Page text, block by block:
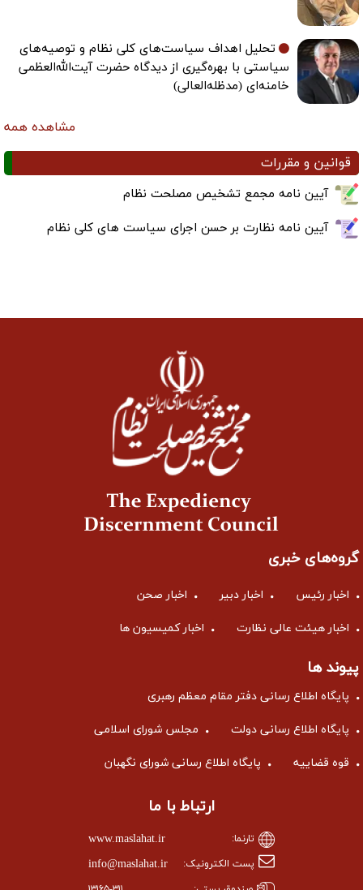
تحلیل اهداف سیاست‌های کلی نظام و توصیه‌های
سیاستی با بهره‌گیری از دیدگاه حضرت آیت‌الله‌العظمی
خامنه‌ای (مدظله‌العالی)
مشاهده همه
قوانین و مقررات
آیین نامه مجمع تشخیص مصلحت نظام
آیین نامه نظارت بر حسن اجرای سیاست های کلی نظام
گروه‌های خبری
اخبار رئیس اخبار دبیر اخبار صحن
اخبار هیئت عالی نظارت اخبار کمیسیون ها
پیوند ها
پایگاه اطلاع رسانی دفتر مقام معظم رهبری
پایگاه اطلاع رسانی دولت مجلس شورای اسلامی
قوه قضاییه پایگاه اطلاع رسانی شورای نگهبان
ارتباط با ما
تارنما: www.maslahat.ir
پست الکترونیک: info@maslahat.ir